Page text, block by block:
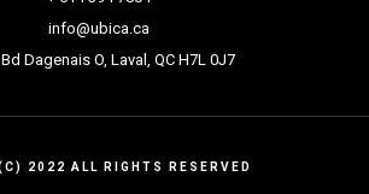
info@ubica.ca
Dagenais O, Laval, QC H7L 0J7
2022 ALL RIGHTS RESERVED